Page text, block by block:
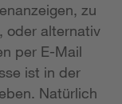
zu
oder alternativ
per E-Mail
ist in der
Natürlich